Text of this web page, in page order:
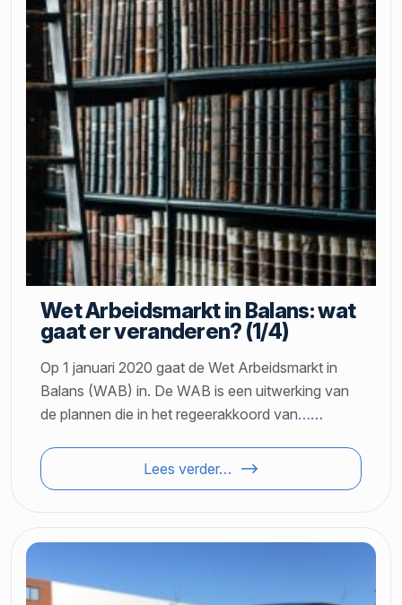
Wet Arbeidsmarkt in Balans: wat
gaat er veranderen? (1/4)
Op 1 januari 2020 gaat de Wet Arbeidsmarkt in
Balans (WAB) in. De WAB is een uitwerking van
de plannen die in het regeerakkoord van……
Lees verder…